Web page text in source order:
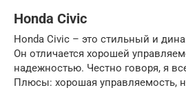
Honda Civic
Honda Civic – это стильный и
Он отличается хорошей
надежностью. Честно говоря, я
Плюсы: хорошая управляемость,